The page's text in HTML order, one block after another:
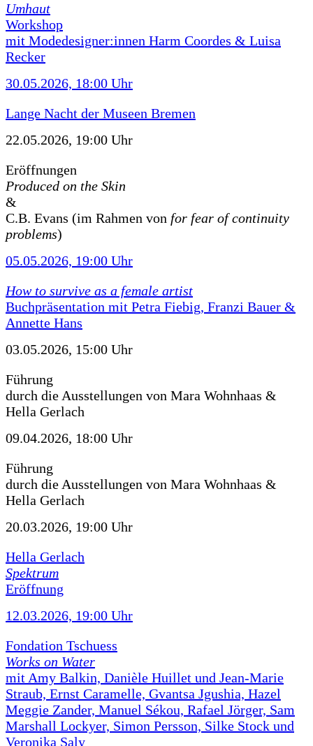
Umhaut
Workshop
mit Modedesigner:innen Harm Coordes & Luisa
Recker
30.05.2026, 18:00 Uhr
Lange Nacht der Museen Bremen
22.05.2026, 19:00 Uhr
Eröffnungen
Produced on the Skin
&
C.B. Evans (im Rahmen von for fear of continuity
problems)
05.05.2026, 19:00 Uhr
How to survive as a female artist
Buchpräsentation mit Petra Fiebig, Franzi Bauer &
Annette Hans
03.05.2026, 15:00 Uhr
Führung
durch die Ausstellungen von Mara Wohnhaas &
Hella Gerlach
09.04.2026, 18:00 Uhr
Führung
durch die Ausstellungen von Mara Wohnhaas &
Hella Gerlach
20.03.2026, 19:00 Uhr
Hella Gerlach
Spektrum
Eröffnung
12.03.2026, 19:00 Uhr
Fondation Tschuess
Works on Water
mit Amy Balkin, Danièle Huillet und Jean-Marie
Straub, Ernst Caramelle, Gvantsa Jgushia, Hazel
Meggie Zander, Manuel Sékou, Rafael Jörger, Sam
Marshall Lockyer, Simon Persson, Silke Stock und
Veronika Saly